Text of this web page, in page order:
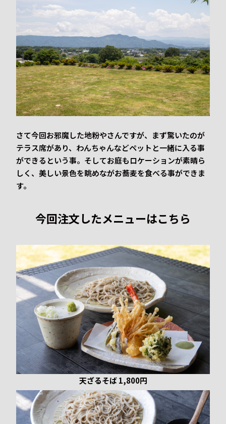
さて今回お邪魔した地粉やさんですが、まず驚いたのが
テラス席があり、わんちゃんなどペットと一緒に入る事
ができるという事。そしてお庭もロケーションが素晴ら
しく、美しい景色を眺めながお蕎麦を食べる事ができま
す。
今回注文したメニューはこちら
天ざるそば 1,800円